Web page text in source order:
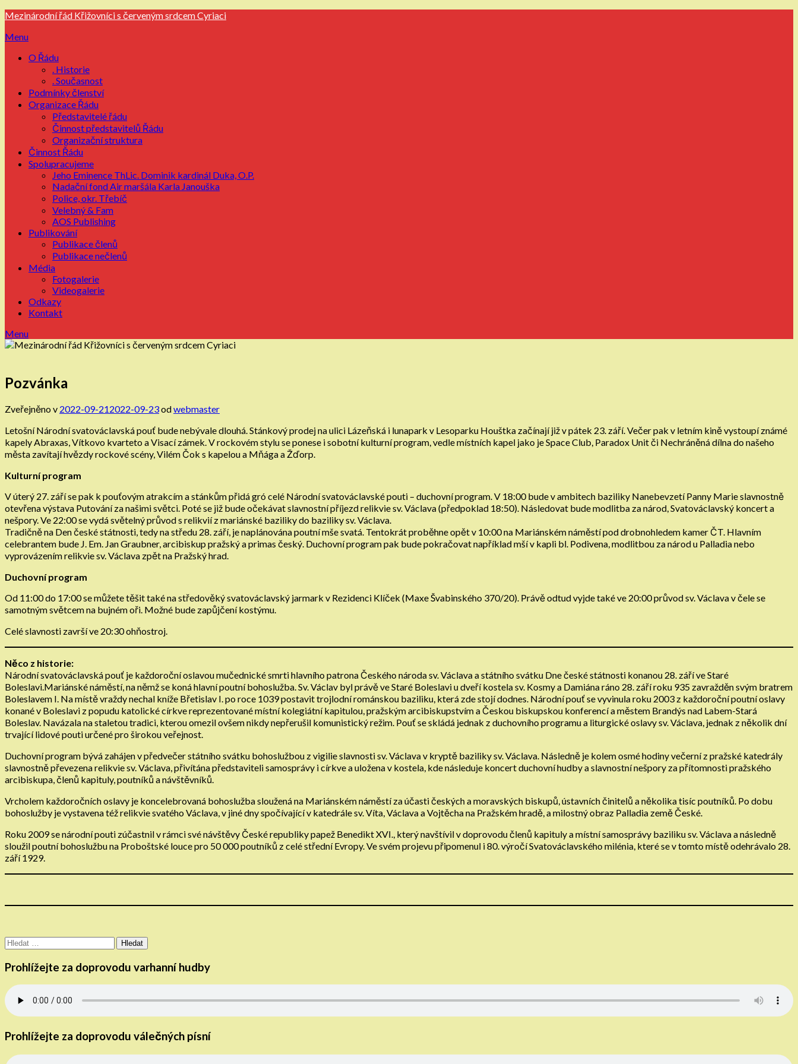
Přejdi
obsah
Mezinárodní řád Křižovníci s červeným srdcem Cyriaci
Menu
O Řádu
. Historie
. Současnost
Podmínky členství
Organizace Řádu
Představitelé řádu
Činnost představitelů Řádu
Organizační struktura
Činnost Řádu
Spolupracujeme
Jeho Eminence ThLic. Dominik kardinál Duka, O.P.
Nadační fond Air maršála Karla Janouška
Police, okr. Třebíč
Velebný & Fam
AOS Publishing
Publikování
Publikace členů
Publikace nečlenů
Média
Fotogalerie
Videogalerie
Odkazy
Kontakt
Menu
Pozvánka
Zveřejněno v 2022-09-212022-09-23odwebmaster
Letošní Národní svatováclavská pouť bude nebývale dlouhá. Stánkový prodej na ulici Lázeňská i lunapark v Lesoparku Houštka začínají již v pátek 23. září. Večer pak v letním kině vystoupí známé
kapely Abraxas, Vítkovo kvarteto a Visací zámek. V rockovém stylu se ponese i sobotní kulturní program, vedle místních kapel jako je Space Club, Paradox Unit či Nechráněná dílna do našeho
města zavítají hvězdy rockové scény, Vilém Čok s kapelou a Mňága a Žďorp.
Kulturní program
V úterý 27. září se pak k pouťovým atrakcím a stánkům přidá gró celé Národní svatováclavské pouti – duchovní program. V 18:00 bude v ambitech baziliky Nanebevzetí Panny Marie slavnostně
otevřena výstava Putování za našimi světci. Poté se již bude očekávat slavnostní příjezd relikvie sv. Václava (předpoklad 18:50). Následovat bude modlitba za národ, Svatováclavský koncert a
nešpory. Ve 22:00 se vydá světelný průvod s relikvií z mariánské baziliky do baziliky sv. Václava.
Tradičně na Den české státnosti, tedy na středu 28. září, je naplánována poutní mše svatá. Tentokrát proběhne opět v 10:00 na Mariánském náměstí pod drobnohledem kamer ČT. Hlavním
celebrantem bude J. Em. Jan Graubner, arcibiskup pražský a primas český. Duchovní program pak bude pokračovat například mší v kapli bl. Podivena, modlitbou za národ u Palladia nebo
vyprovázením relikvie sv. Václava zpět na Pražský hrad.
Duchovní program
Od 11:00 do 17:00 se můžete těšit také na středověký svatováclavský jarmark v Rezidenci Klíček (Maxe Švabinského 370/20). Právě odtud vyjde také ve 20:00 průvod sv. Václava v čele se
samotným světcem na bujném oři. Možné bude zapůjčení kostýmu.
Celé slavnosti završí ve 20:30 ohňostroj.
Něco z historie:
Národní svatováclavská pouť je každoroční oslavou mučednické smrti hlavního patrona Českého národa sv. Václava a státního svátku Dne české státnosti konanou 28. září ve Staré
Boleslavi.Mariánské náměstí, na němž se koná hlavní poutní bohoslužba. Sv. Václav byl právě ve Staré Boleslavi u dveří kostela sv. Kosmy a Damiána ráno 28. září roku 935 zavražděn svým bratrem
Boleslavem I. Na místě vraždy nechal kníže Břetislav I. po roce 1039 postavit trojlodní románskou baziliku, která zde stojí dodnes. Národní pouť se vyvinula roku 2003 z každoroční poutní oslavy
konané v Boleslavi z popudu katolické církve reprezentované místní kolegiátní kapitulou, pražským arcibiskupstvím a Českou biskupskou konferencí a městem Brandýs nad Labem-Stará
Boleslav. Navázala na staletou tradici, kterou omezil ovšem nikdy nepřerušil komunistický režim. Pouť se skládá jednak z duchovního programu a liturgické oslavy sv. Václava, jednak z několik dní
trvající lidové pouti určené pro širokou veřejnost.
Duchovní program bývá zahájen v předvečer státního svátku bohoslužbou z vigilie slavnosti sv. Václava v kryptě baziliky sv. Václava. Následně je kolem osmé hodiny večerní z pražské katedrály
slavnostně převezena relikvie sv. Václava, přivítána představiteli samosprávy i církve a uložena v kostela, kde následuje koncert duchovní hudby a slavnostní nešpory za přítomnosti pražského
arcibiskupa, členů kapituly, poutníků a návštěvníků.
Vrcholem každoročních oslavy je koncelebrovaná bohoslužba sloužená na Mariánském náměstí za účasti českých a moravských biskupů, ústavních činitelů a několika tisíc poutníků. Po dobu
bohoslužby je vystavena též relikvie svatého Václava, v jiné dny spočívající v katedrále sv. Víta, Václava a Vojtěcha na Pražském hradě, a milostný obraz Palladia země České.
Roku 2009 se národní pouti zúčastnil v rámci své návštěvy České republiky papež Benedikt XVI., který navštívil v doprovodu členů kapituly a místní samosprávy baziliku sv. Václava a následně
sloužil poutní bohoslužbu na Proboštské louce pro 50 000 poutníků z celé střední Evropy. Ve svém projevu připomenul i 80. výročí Svatováclavského milénia, které se v tomto místě odehrávalo 28.
září 1929.
Vyhledávání
Prohlížejte za doprovodu varhanní hudby
Prohlížejte za doprovodu válečných písní